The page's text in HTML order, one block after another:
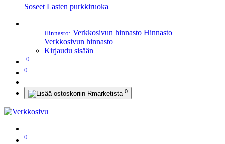
Soseet Lasten purkkiruoka
Hinnasto: Verkkosivun hinnasto Hinnasto
Verkkosivun hinnasto
Kirjaudu sisään
0
0
0
0